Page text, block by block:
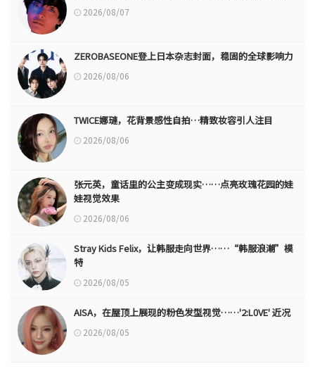
2026/08/07
ZEROBASEONE登上日本杂志封面，稳固的全球影响力
2026/08/06
TWICE娜璉，花背景感性自拍…精致妆容引人注目
2026/08/06
张元英，童话里的公主变成现实……点亮玫瑰花园的娃
娃视觉效果
2026/08/06
Stray Kids Felix，让韩服走向世界……“韩服浪潮”模
特
2026/08/05
AISA，在屋顶上展现的粉色发型视觉……'2:L0VE' 近况
2026/08/05